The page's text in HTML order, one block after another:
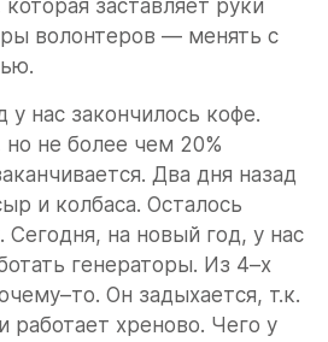
заставляет руки
волонтеров — менять с
нас закончилось кофе.
но не более чем 20%
Два дня назад
и колбаса. Осталось
Сегодня, на новый год, у нас
генераторы. Из 4–х
Он задыхается, т.к.
работает хреново. Чего у